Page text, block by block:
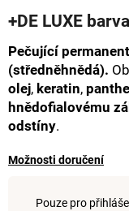
produktu
0,0
z
5
hvězdiček.
+DE LUXE
Pečující
(středněhnědá).
olej, keratin,
hnědofialovému
odstíny.
Možnosti doručení
Pouze pro
a
í
t
?